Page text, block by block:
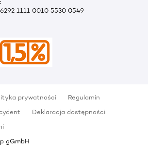
1111 0010 5530 0549
prywatności
Regulamin
Deklaracja dostępności
gGmbH